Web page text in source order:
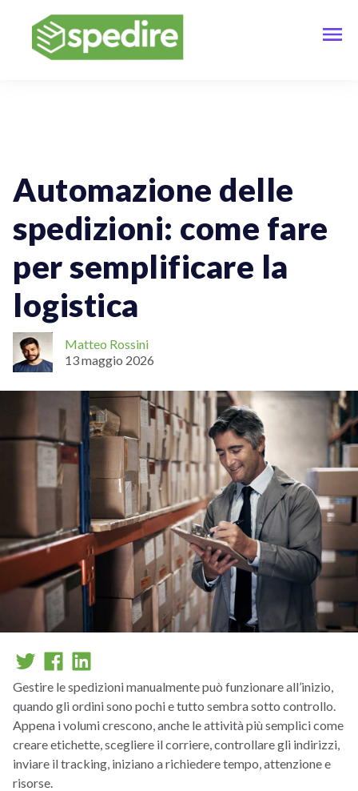
Automazione delle
spedizioni: come fare
per semplificare la
logistica
Matteo Rossini
13 maggio 2026
Gestire le spedizioni manualmente può funzionare all’inizio,
quando gli ordini sono pochi e tutto sembra sotto controllo.
Appena i volumi crescono, anche le attività più semplici come
creare etichette, scegliere il corriere, controllare gli indirizzi,
inviare il tracking, iniziano a richiedere tempo, attenzione e
risorse.